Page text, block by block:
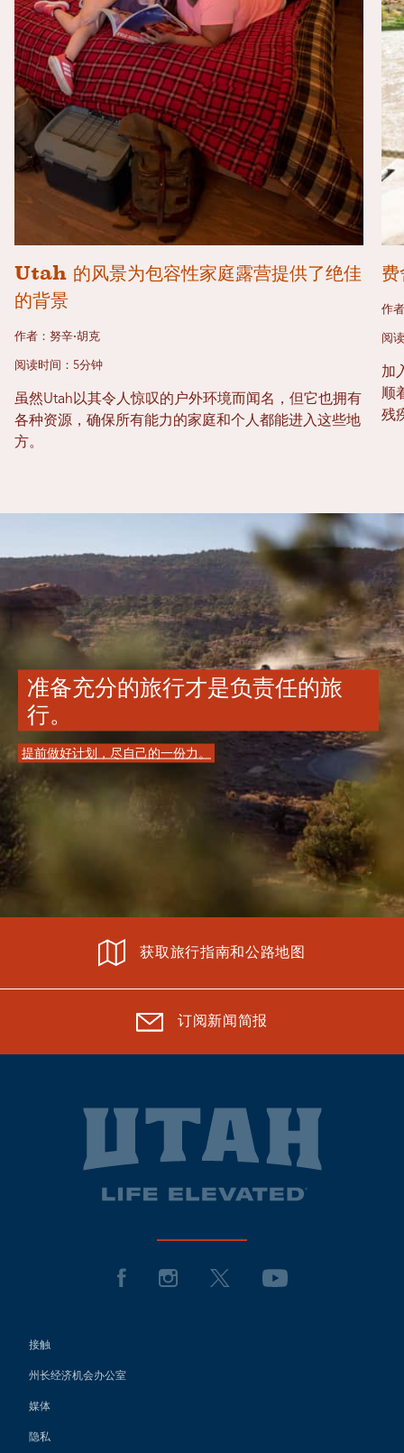
Utah 的风景为包容性家庭露营提供了绝佳
的背景
作者：努辛·胡克
阅读时间：5分钟
虽然Utah以其令人惊叹的户外环境而闻名，但它也拥有
各种资源，确保所有能力的家庭和个人都能进入这些地
方。
作
阅
加
顺
残
准备充分的旅行才是负责任的旅
行。
提前做好计划，尽自己的一份力。
获取旅行指南和公路地图
订阅新闻简报
接触
州长经济机会办公室
媒体
隐私